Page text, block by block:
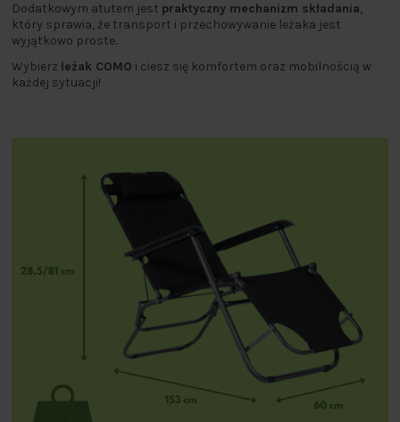
Dodatkowym atutem jest praktyczny mechanizm składania,
który sprawia, że transport i przechowywanie leżaka jest
wyjątkowo proste.
Wybierz leżak COMO i ciesz się komfortem oraz mobilnością w
każdej sytuacji!